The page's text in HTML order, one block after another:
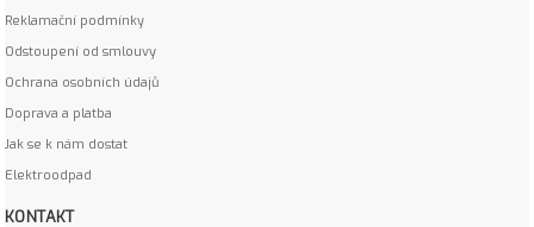
Reklamační podmínky
Odstoupení od smlouvy
Ochrana osobních údajů
Doprava a platba
Jak se k nám dostat
Elektroodpad
KONTAKT